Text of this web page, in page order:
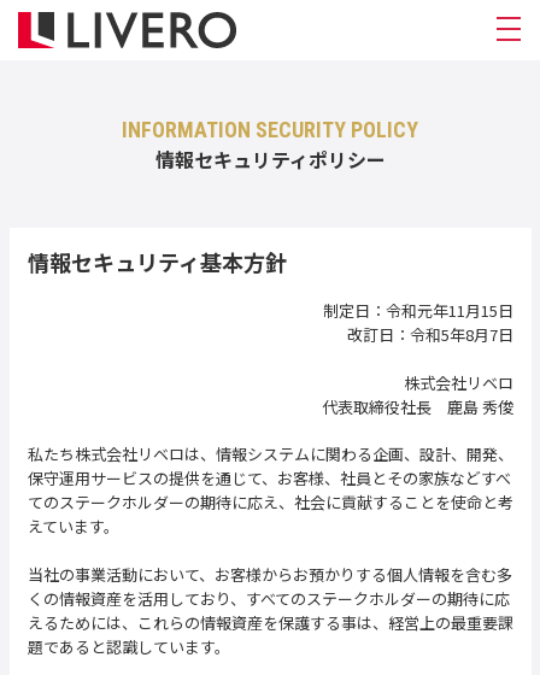
INFORMATION SECURITY POLICY
情報セキュリティポリシー
情報セキュリティ基本方針
制定日：令和元年11月15日
改訂日：令和5年8月7日
株式会社リベロ
代表取締役社長 鹿島 秀俊
私たち株式会社リベロは、情報システムに関わる企画、設計、開発、
保守運用サービスの提供を通じて、お客様、社員とその家族などすべ
てのステークホルダーの期待に応え、社会に貢献することを使命と考
えています。
当社の事業活動において、お客様からお預かりする個人情報を含む多
くの情報資産を活用しており、すべてのステークホルダーの期待に応
えるためには、これらの情報資産を保護する事は、経営上の最重要課
題であると認識しています。